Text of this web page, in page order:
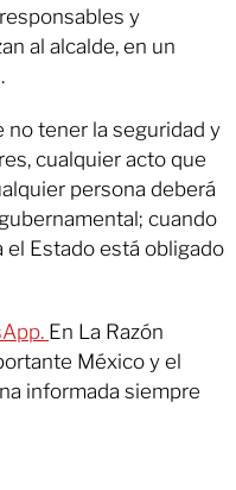
y
al alcalde, en un
no tener la seguridad y
cualquier acto que
persona deberá
cuando
el Estado está obligado
En La Razón
México y el
informada siempre